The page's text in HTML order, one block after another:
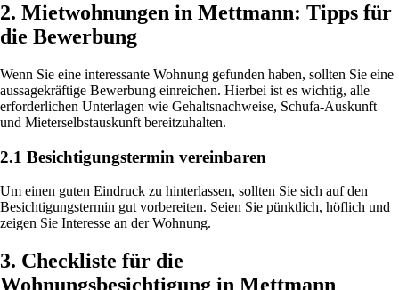
2. Mietwohnungen in Mettmann: Tipps für
die Bewerbung
Wenn Sie eine interessante Wohnung gefunden haben, sollten Sie eine
aussagekräftige Bewerbung einreichen. Hierbei ist es wichtig, alle
erforderlichen Unterlagen wie Gehaltsnachweise, Schufa-Auskunft
und Mieterselbstauskunft bereitzuhalten.
2.1 Besichtigungstermin vereinbaren
Um einen guten Eindruck zu hinterlassen, sollten Sie sich auf den
Besichtigungstermin gut vorbereiten. Seien Sie pünktlich, höflich und
zeigen Sie Interesse an der Wohnung.
3. Checkliste für die
Wohnungsbesichtigung in Mettmann